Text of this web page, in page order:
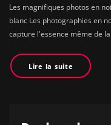
Les magnifiques photos en
blanc Les photographies en
capture l'essence même de
Lire la suite